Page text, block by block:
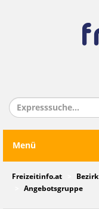
Menü
Freizeitinfo.at Bezirk
Angebotsgruppe